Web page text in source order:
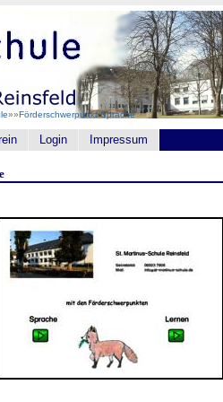
Login Impressum
»»Förderschwerpunkt Sprache